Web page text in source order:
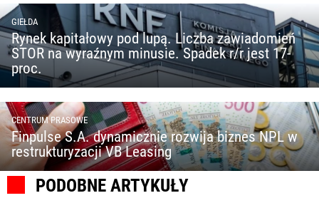
GIEŁDA
Rynek kapitałowy pod lupą. Liczba zawiadomień
STOR na wyraźnym minusie. Spadek r/r jest 17-
proc.
CENTRUM PRASOWE
Finpulse S.A. dynamicznie rozwija biznes NPL w
restrukturyzacji VB Leasing
PODOBNE ARTYKUŁY